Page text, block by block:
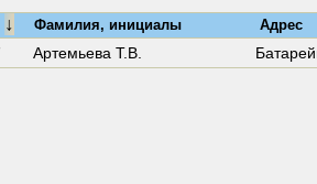
↓ Фамилия, инициалы Адрес
Артемьева Т.В.